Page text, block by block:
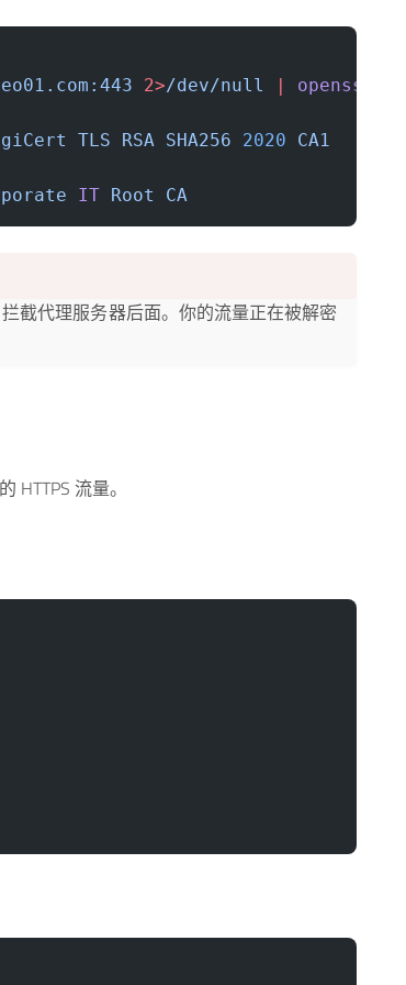
2>/dev/null | openssl
TLS RSA SHA256 2020 CA1
IT Root CA
截代理服务器后面。你的流量正在被解密
HTTPS 流量。